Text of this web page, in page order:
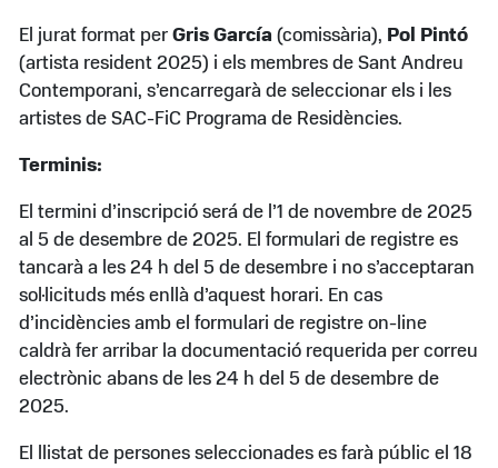
El jurat format perGris García (comissària), Pol Pintó
(artista resident 2025) i els membres de Sant Andreu
Contemporani, s’encarregarà de seleccionar els i les
artistes de SAC-FiC Programa de Residències.
Terminis:
El termini d’inscripció será de l’1 de novembre de 2025
al 5 de desembre de 2025. El formulari de registre es
tancarà a les 24 h del 5 de desembre i no s’acceptaran
sol·licituds més enllà d’aquest horari. En cas
d’incidències amb el formulari de registre on-line
caldrà fer arribar la documentació requerida per correu
electrònic abans de les 24 h del 5 de desembre de
2025.
El llistat de persones seleccionades es farà públic el 18